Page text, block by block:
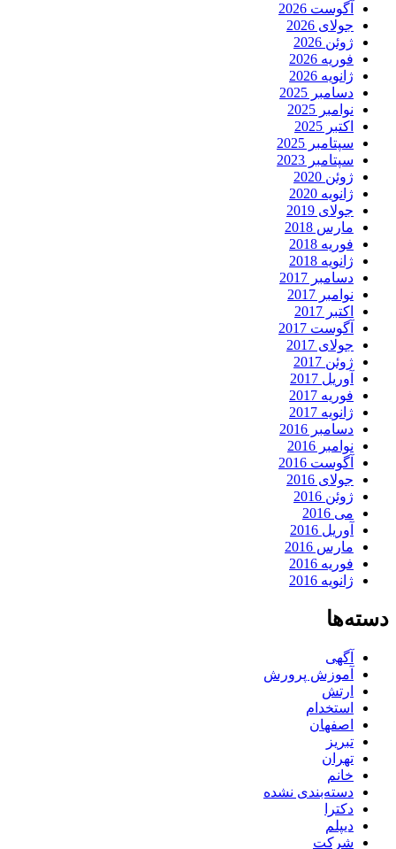
آگوست 2026
جولای 2026
ژوئن 2026
فوریه 2026
ژانویه 2026
دسامبر 2025
نوامبر 2025
اکتبر 2025
سپتامبر 2025
سپتامبر 2023
ژوئن 2020
ژانویه 2020
جولای 2019
مارس 2018
فوریه 2018
ژانویه 2018
دسامبر 2017
نوامبر 2017
اکتبر 2017
آگوست 2017
جولای 2017
ژوئن 2017
آوریل 2017
فوریه 2017
ژانویه 2017
دسامبر 2016
نوامبر 2016
آگوست 2016
جولای 2016
ژوئن 2016
می 2016
آوریل 2016
مارس 2016
فوریه 2016
ژانویه 2016
دسته‌ها
آگهی
آموزش پرورش
ارتش
استخدام
اصفهان
تبریز
تهران
خانم
دسته‌بندی نشده
دکترا
دیپلم
شرکت